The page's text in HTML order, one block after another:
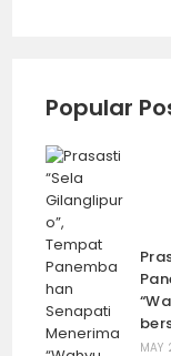
Popular
MAY